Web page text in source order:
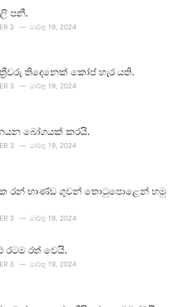
පනී.
3 මාර්තු 19, 2024
තිදෙනෙක් කෝප් හැර යති.
3 මාර්තු 19, 2024
බෝගයක් කරයි.
3 මාර්තු 19, 2024
රන් භාණ්ඩ ගුවන් තොටුපොළෙන් හමු
3 මාර්තු 19, 2024
රටම රත් වෙයි.
3 මාර්තු 19, 2024